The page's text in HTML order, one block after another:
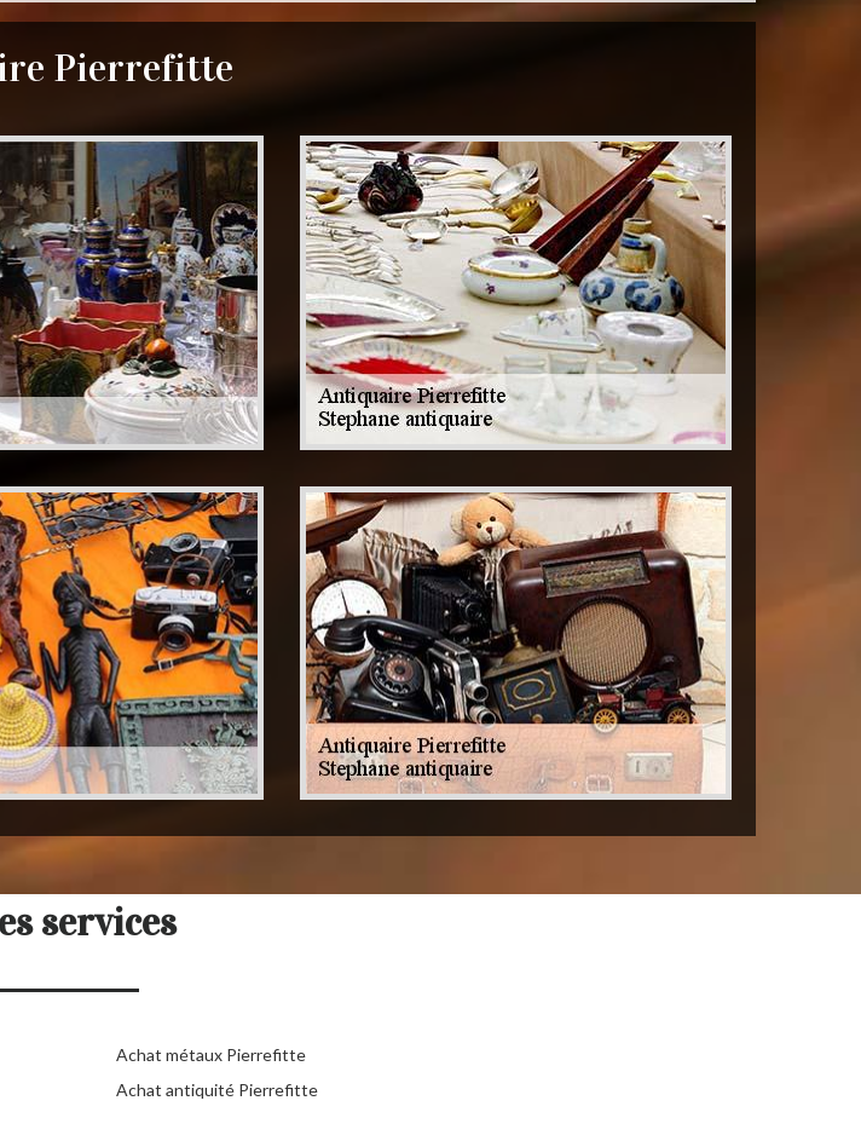
Pierrefitte
services
Achat métaux Pierrefitte
Achat antiquité Pierrefitte